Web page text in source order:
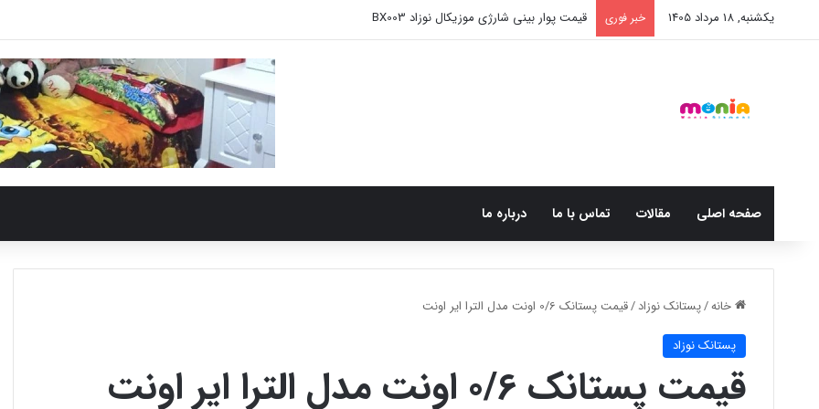
یکشنبه, 18 مرداد 1405 خبر فوری قیمت پوار بینی شارژی موزیکال نوزاد BX003
صفحه اصلی مقالات تماس با ما درباره ما
خانه/پستانک نوزاد/قیمت پستانک 0/6 اونت مدل الترا ایر اونت
پستانک نوزاد
قیمت پستانک 0/6 اونت مدل الترا ایر اونت